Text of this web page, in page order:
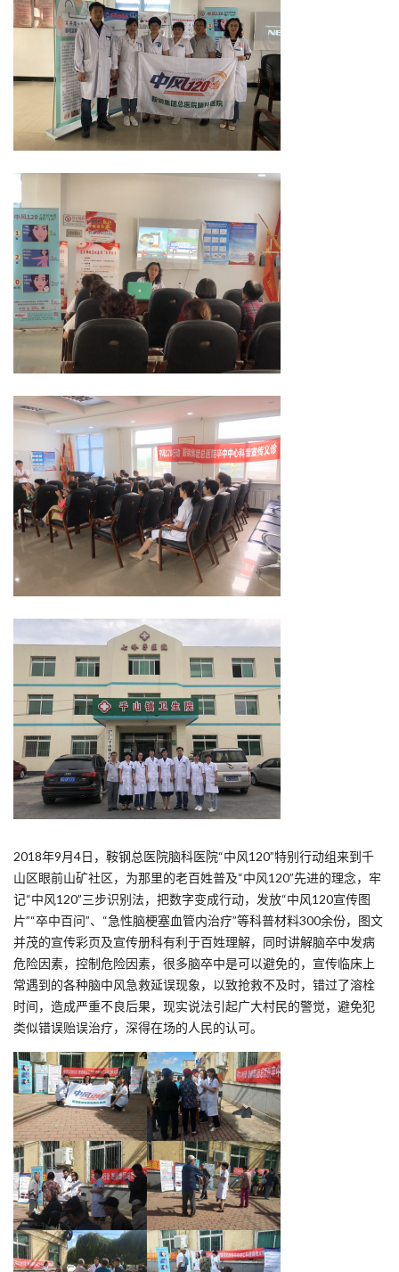
2018年9月4日，鞍钢总医院脑科医院“中风120”特别行动组来到千
山区眼前山矿社区，为那里的老百姓普及“中风120”先进的理念，牢
记“中风120”三步识别法，把数字变成行动，发放“中风120宣传图
片”“卒中百问”、“急性脑梗塞血管内治疗”等科普材料300余份，图文
并茂的宣传彩页及宣传册科有利于百姓理解，同时讲解脑卒中发病
危险因素，控制危险因素，很多脑卒中是可以避免的，宣传临床上
常遇到的各种脑中风急救延误现象，以致抢救不及时，错过了溶栓
时间，造成严重不良后果，现实说法引起广大村民的警觉，避免犯
类似错误贻误治疗，深得在场的人民的认可。